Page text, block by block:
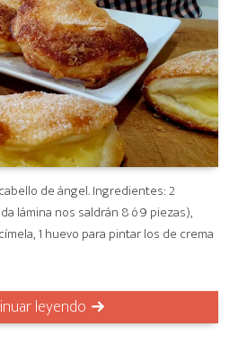
de ángel. Ingredientes: 2
lámina nos saldrán 8 ó 9 piezas),
1 huevo para pintar los de crema
leyendo